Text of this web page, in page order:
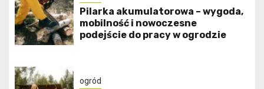
Pilarka akumulatorowa – wygoda,
mobilność i nowoczesne
podejście do pracy w ogrodzie
ogród